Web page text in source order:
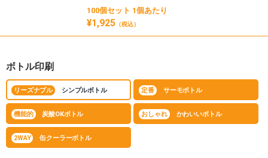
100個セット 1個あたり
¥1,925 （税込）
ボトル印刷
リーズナブル シンプルボトル 定番 サーモボトル
機能的 炭酸OKボトル おしゃれ かわいいボトル
2WAY 缶クーラーボトル